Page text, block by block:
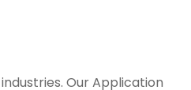
Our Application